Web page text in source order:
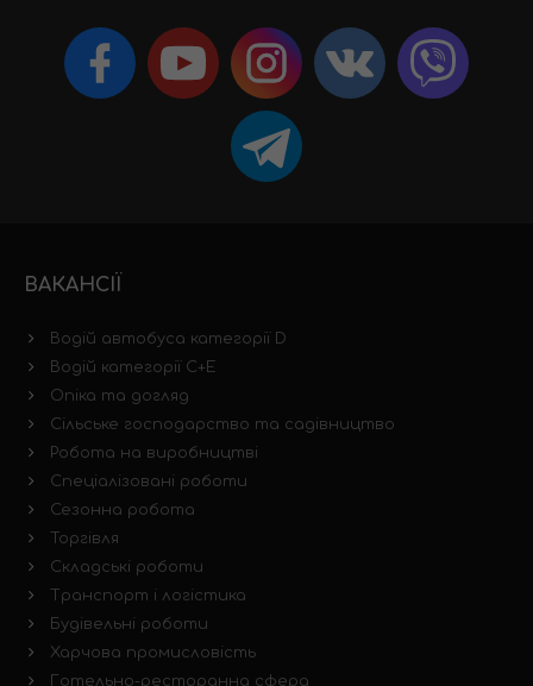
ВАКАНСІЇ
Водій автобуса категорії D
Водій категорії C+E
Опіка та догляд
Сільське господарство та садівництво
Робота на виробництві
Спеціалізовані роботи
Сезонна робота
Торгівля
Складські роботи
Транспорт і логістика
Будівельні роботи
Харчова промисловість
Готельно-ресторанна сфера